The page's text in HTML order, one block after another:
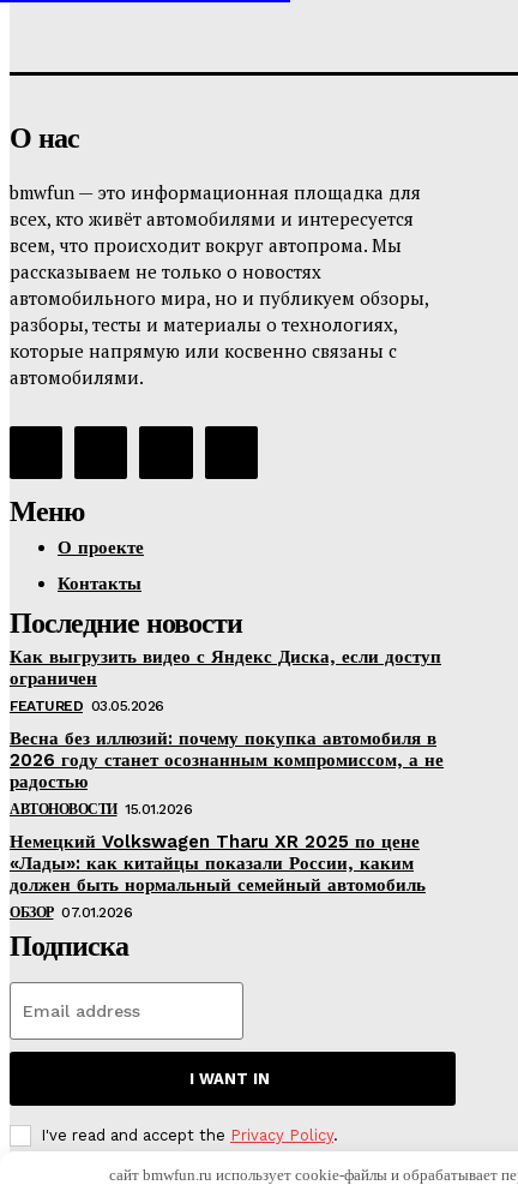
О нас
bmwfun — это информационная площадка для
всех, кто живёт автомобилями и интересуется
всем, что происходит вокруг автопрома. Мы
рассказываем не только о новостях
автомобильного мира, но и публикуем обзоры,
разборы, тесты и материалы о технологиях,
которые напрямую или косвенно связаны с
автомобилями.
Меню
О проекте
Контакты
Последние новости
Как выгрузить видео с Яндекс Диска, если доступ
ограничен
FEATURED 03.05.2026
Весна без иллюзий: почему покупка автомобиля в
2026 году станет осознанным компромиссом, а не
радостью
АВТОНОВОСТИ 15.01.2026
Немецкий Volkswagen Tharu XR 2025 по цене
«Лады»: как китайцы показали России, каким
должен быть нормальный семейный автомобиль
ОБЗОР 07.01.2026
Подписка
I WANT IN
I've read and accept the Privacy Policy.
сайт bmwfun.ru использует cookie-файлы и обрабатывает